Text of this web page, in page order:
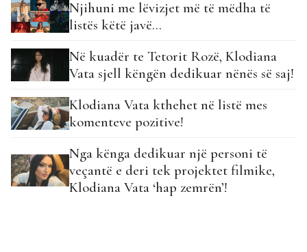
Njihuni me lëvizjet më të mëdha të
listës këtë javë…
Në kuadër te Tetorit Rozë, Klodiana
Vata sjell këngën dedikuar nënës së saj!
Klodiana Vata kthehet në listë mes
komenteve pozitive!
Nga kënga dedikuar një personi të
veçantë e deri tek projektet filmike,
Klodiana Vata ‘hap zemrën’!